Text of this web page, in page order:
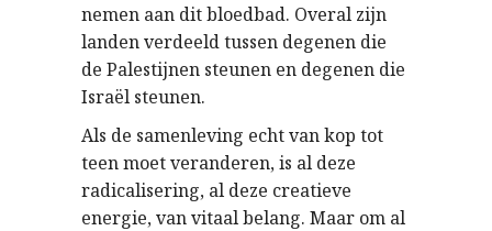
nemen aan dit bloedbad. Overal zijn
landen verdeeld tussen degenen die
de Palestijnen steunen en degenen die
Israël steunen.
Als de samenleving echt van kop tot
teen moet veranderen, is al deze
radicalisering, al deze creatieve
energie, van vitaal belang. Maar om al